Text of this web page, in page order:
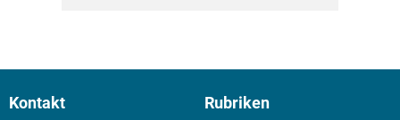
Kontakt Rubriken